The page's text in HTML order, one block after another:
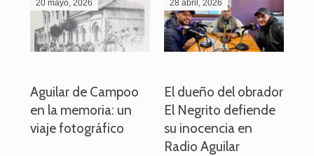
20 mayo, 2026
Aguilar de Campoo
en la memoria: un
viaje fotográfico
28 abril, 2026
El dueño del obrador
El Negrito defiende
su inocencia en
Radio Aguilar